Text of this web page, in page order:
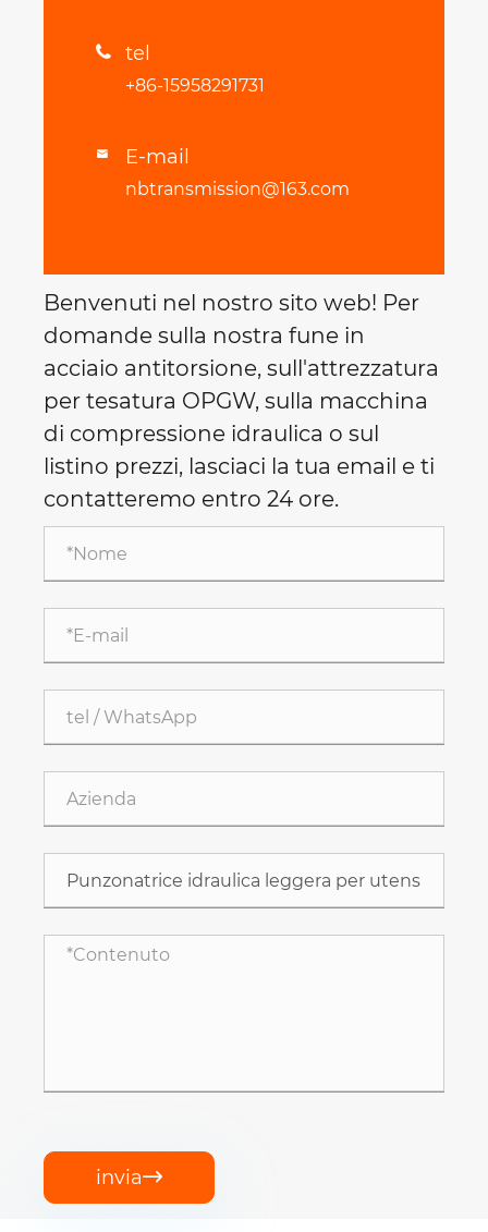
 tel
+86-15958291731
 E-mail
nbtransmission@163.com
Benvenuti nel nostro sito web! Per
domande sulla nostra fune in
acciaio antitorsione, sull'attrezzatura
per tesatura OPGW, sulla macchina
di compressione idraulica o sul
listino prezzi, lasciaci la tua email e ti
contatteremo entro 24 ore.
invia